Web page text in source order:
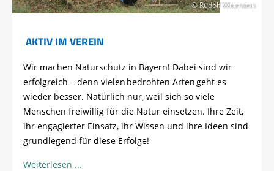
© Rudolf Wittmann
AKTIV IM VEREIN
Wir machen Naturschutz in Bayern! Dabei sind wir
erfolgreich – denn vielen bedrohten Arten geht es
wieder besser. Natürlich nur, weil sich so viele
Menschen freiwillig für die Natur einsetzen. Ihre Zeit,
ihr engagierter Einsatz, ihr Wissen und ihre Ideen sind
grundlegend für diese Erfolge!
Weiterlesen